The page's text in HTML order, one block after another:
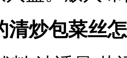
清炒包菜丝